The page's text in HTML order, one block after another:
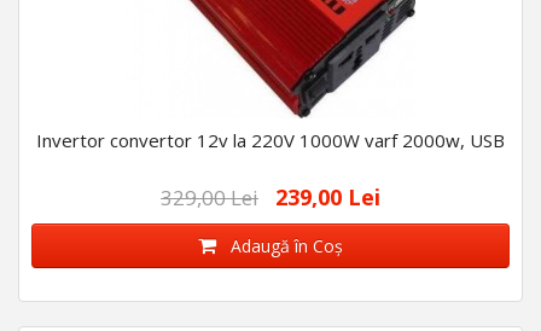
Invertor convertor 12v la 220V 1000W varf 2000w, USB
329,00 Lei 239,00 Lei
Adaugă în Coş